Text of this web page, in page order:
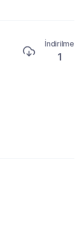
İndirilme
1